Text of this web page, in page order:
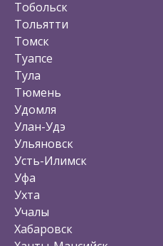
Тобольск
Тольятти
Томск
Туапсе
Тула
Тюмень
Удомля
Улан-Удэ
Ульяновск
Усть-Илимск
Уфа
Ухта
Учалы
Хабаровск